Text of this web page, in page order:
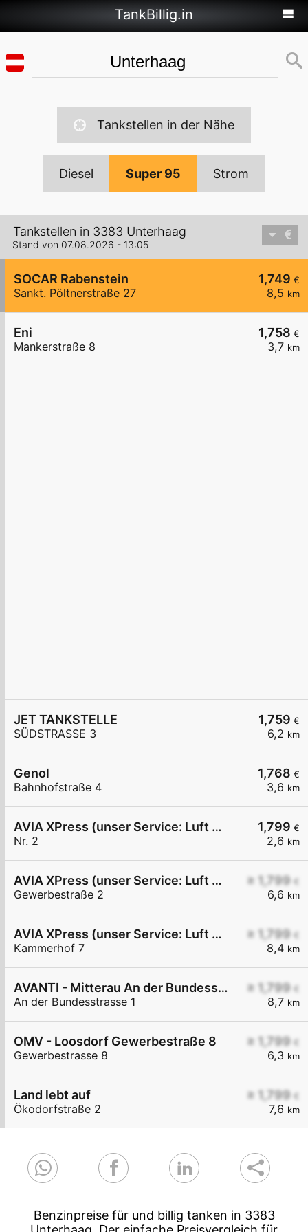
TankBillig.in
Tankstellen in der Nähe
Diesel Super 95 Strom
Tankstellen in 3383 Unterhaag
Stand von 07.08.2026 - 13:05
1,749 €
8,5 km
SOCAR Rabenstein
Sankt. Pöltnerstraße 27
1,758 €
3,7 km
Eni
Mankerstraße 8
1,759 €
6,2 km
JET TANKSTELLE
SÜDSTRASSE 3
1,768 €
3,6 km
Genol
Bahnhofstraße 4
1,799 €
2,6 km
AVIA XPress (unser Service: Luft und Wasser)
Nr. 2
≥ 1,799 €
6,6 km
AVIA XPress (unser Service: Luft und Wasser)
Gewerbestraße 2
≥ 1,799 €
8,4 km
AVIA XPress (unser Service: Luft und Wasser)
Kammerhof 7
≥ 1,799 €
8,7 km
AVANTI - Mitterau An der Bundesstraße 1
An der Bundesstrasse 1
≥ 1,799 €
6,3 km
OMV - Loosdorf Gewerbestraße 8
Gewerbestrasse 8
≥ 1,799 €
7,6 km
Land lebt auf
Ökodorfstraße 2
Benzinpreise für und billig tanken in 3383